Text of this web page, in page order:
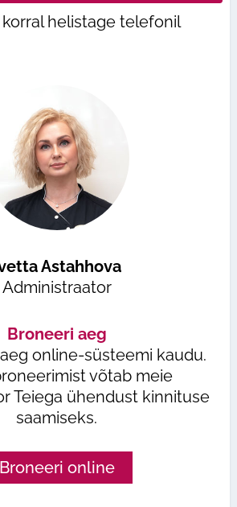
helistage telefonil
Astahhova
Administraator
Broneeri aeg
online-süsteemi kaudu.
võtab meie
Teiega ühendust kinnituse
saamiseks.
Broneeri online